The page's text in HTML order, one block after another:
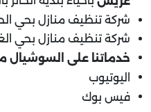
شركة تنظيف منازل بحي
شركة تنظيف منازل بحي
خدماتنا على السوشيال
اليوتيوب
فيس بوك